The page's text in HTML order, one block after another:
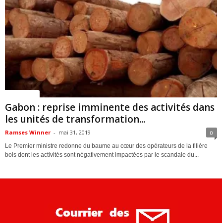
Gabon : reprise imminente des activités dans
les unités de transformation...
Ramses Winner - mai 31, 2019 0
Le Premier ministre redonne du baume au cœur des opérateurs de la filière
bois dont les activités sont négativement impactées par le scandale du...